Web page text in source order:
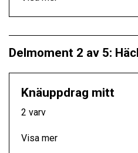
Delmoment 2 av 5:
Knäuppdrag mitt
2 varv
Visa mer